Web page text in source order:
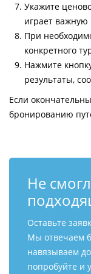
Укажите
играет важную
При
конкретного
Нажмите
результаты,
Если
бронированию
Не
Оставьте
Мы отвечаем
навязываем
попробуйте и